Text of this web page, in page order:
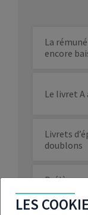
La
encore
Le livret A
Livrets
doublons
A : voici la
LES